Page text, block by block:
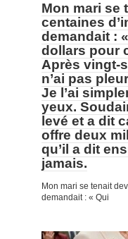
Mon mari se
centaines
demandait :
dollars pour
Après vingt-
n’ai pas
Je l’ai
yeux.
levé et a dit
offre deux
qu’il a dit
jamais.
Mon mari se tenait
demandait : « Qui